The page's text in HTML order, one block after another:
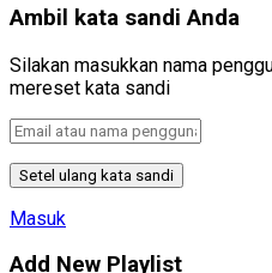
Ambil kata sandi Anda
Silakan masukkan nama
mereset kata sandi
Masuk
Add New Playlist